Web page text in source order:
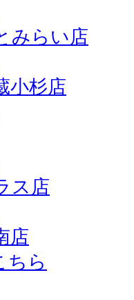
みらい店
小杉店
ス店
店
ちら